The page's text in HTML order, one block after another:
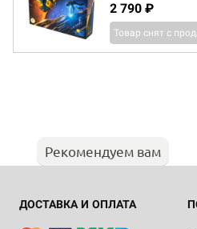
2 790 ₽
Товар снят с
Рекомендуем вам
ДОСТАВКА И ОПЛАТА